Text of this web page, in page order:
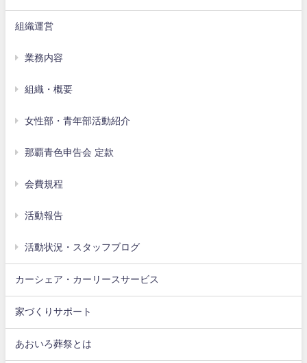
組織運営
業務内容
組織・概要
女性部・青年部活動紹介
那覇青色申告会 定款
会費規程
活動報告
活動状況・スタッフブログ
カーシェア・カーリースサービス
家づくりサポート
あおいろ葬祭とは